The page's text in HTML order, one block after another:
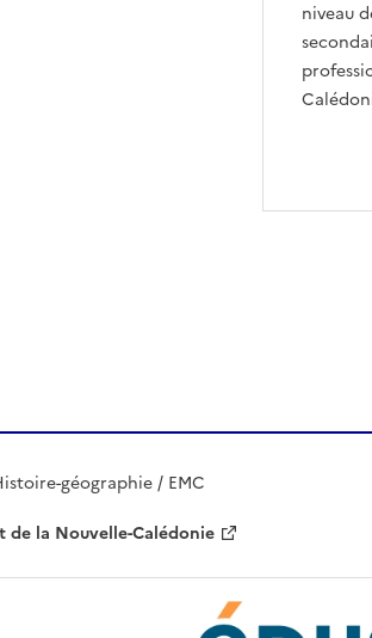
niveau
géographie / EMC
de la Nouvelle-Calédonie